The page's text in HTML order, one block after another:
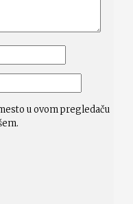
u ovom pregledaču